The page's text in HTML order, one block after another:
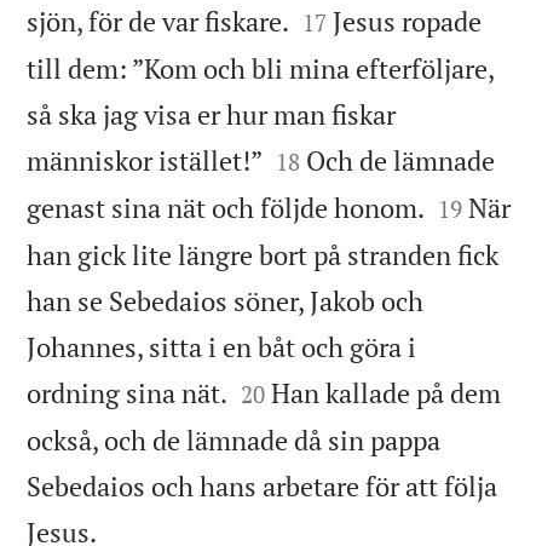
sjön, för de var fiskare. 

17 Jesus ropade
till dem: ”Kom och bli mina efterföljare,
så ska jag visa er hur man fiskar
människor istället!” 

18 Och de lämnade
genast sina nät och följde honom. 

19 När
han gick lite längre bort på stranden fick
han se Sebedaios söner, Jakob och
Johannes, sitta i en båt och göra i
ordning sina nät. 

20 Han kallade på dem
också, och de lämnade då sin pappa
Sebedaios och hans arbetare för att följa
Jesus.